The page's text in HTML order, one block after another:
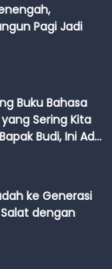
Pagi Jadi
Buku Bahasa
Sering Kita
Budi, Ini Adik
ke Generasi
dengan